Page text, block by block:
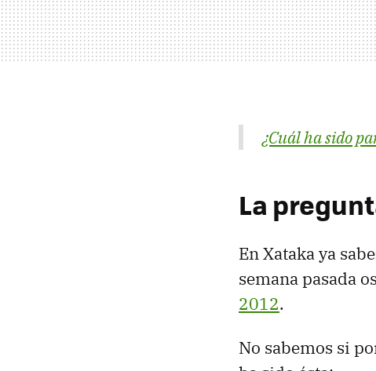
¿Cuál ha sido
La
En Xataka ya
semana pasada
2012.
No sabemos si